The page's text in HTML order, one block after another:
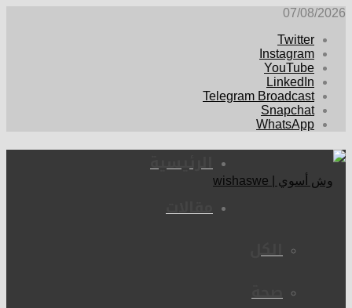
07/08/2026
Twitter
Instagram
YouTube
LinkedIn
Telegram Broadcast
Snapchat
WhatsApp
الرئيسية
مقالات
الكل
صحة